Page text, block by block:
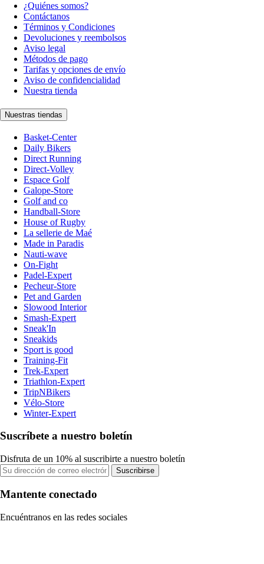
¿Quiénes somos?
Contáctanos
Términos y Condiciones
Devoluciones y reembolsos
Aviso legal
Métodos de pago
Tarifas y opciones de envío
Aviso de confidencialidad
Nuestra tienda
Nuestras tiendas
Basket-Center
Daily Bikers
Direct Running
Direct-Volley
Espace Golf
Galope-Store
Golf and co
Handball-Store
House of Rugby
La sellerie de Maé
Made in Paradis
Nauti-wave
On-Fight
Padel-Expert
Pecheur-Store
Pet and Garden
Slowood Interior
Smash-Expert
Sneak'In
Sneakids
Sport is good
Training-Fit
Trek-Expert
Triathlon-Expert
TripNBikers
Vélo-Store
Winter-Expert
Suscríbete a nuestro boletín
Disfruta de un 10% al suscribirte a nuestro boletín
Suscribirse
Mantente conectado
Encuéntranos en las redes sociales